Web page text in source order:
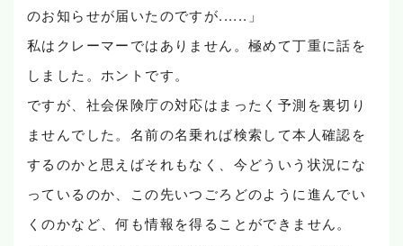
のお知らせが届いたのですが......」
私はクレーマーではありません。極めて丁重に話を
しました。ホントです。
ですが、社会保険庁の対応はまったく予測を裏切り
ませんでした。名前の名乗れば検索して本人確認を
するのかと思えばそれもなく、今どういう状況にな
っているのか、この先いつごろどのように進んでい
くのかなど、何も情報を得ることができません。